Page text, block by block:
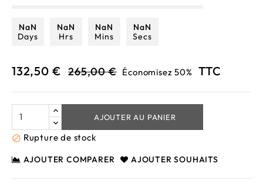
NaN
Days
NaN
Hrs
NaN
Mins
NaN
Secs
132,50 € 265,00 € Économisez 50% TTC
AJOUTER AU PANIER
 Rupture de stock
AJOUTER COMPARER AJOUTER SOUHAITS